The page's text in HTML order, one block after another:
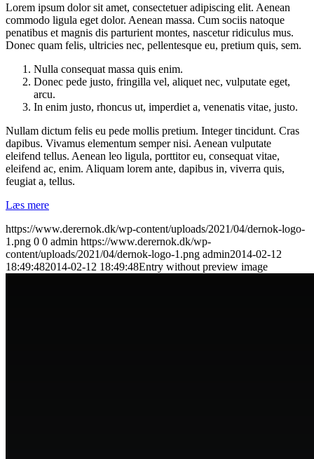
Lorem ipsum dolor sit amet, consectetuer adipiscing elit. Aenean
commodo ligula eget dolor. Aenean massa. Cum sociis natoque
penatibus et magnis dis parturient montes, nascetur ridiculus mus.
Donec quam felis, ultricies nec, pellentesque eu, pretium quis, sem.
Nulla consequat massa quis enim.
Donec pede justo, fringilla vel, aliquet nec, vulputate eget,
arcu.
In enim justo, rhoncus ut, imperdiet a, venenatis vitae, justo.
Nullam dictum felis eu pede mollis pretium. Integer tincidunt. Cras
dapibus. Vivamus elementum semper nisi. Aenean vulputate
eleifend tellus. Aenean leo ligula, porttitor eu, consequat vitae,
eleifend ac, enim. Aliquam lorem ante, dapibus in, viverra quis,
feugiat a, tellus.
Læs mere
https://www.derernok.dk/wp-content/uploads/2021/04/dernok-logo-
1.png 0 0 admin https://www.derernok.dk/wp-
content/uploads/2021/04/dernok-logo-1.png admin2014-02-12
18:49:482014-02-12 18:49:48Entry without preview image